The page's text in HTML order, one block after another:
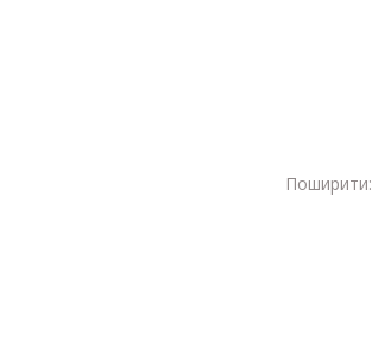
Поширити: